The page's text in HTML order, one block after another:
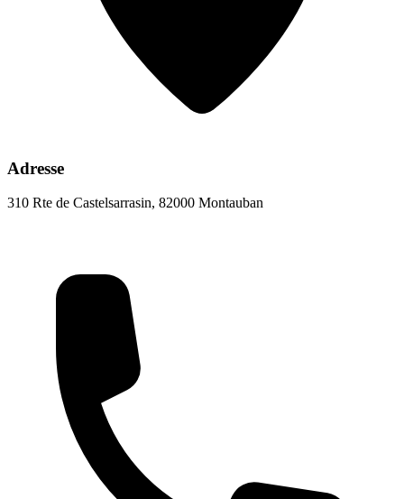
Adresse
310 Rte de Castelsarrasin, 82000 Montauban